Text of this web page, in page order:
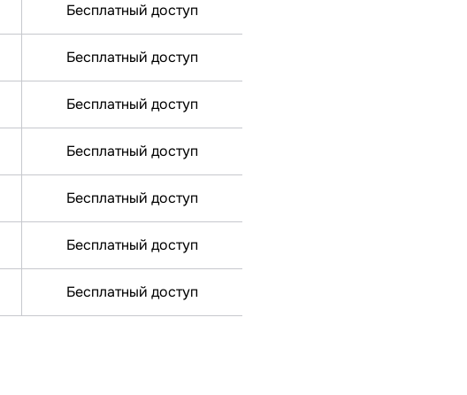
Бесплатный доступ
Бесплатный доступ
Бесплатный доступ
Бесплатный доступ
Бесплатный доступ
Бесплатный доступ
Бесплатный доступ